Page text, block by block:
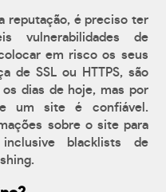
reputação, é preciso ter
vulnerabilidades de
em risco os seus
de SSL ou HTTPS, são
dias de hoje, mas por
um site é confiável.
sobre o site para
blacklists de